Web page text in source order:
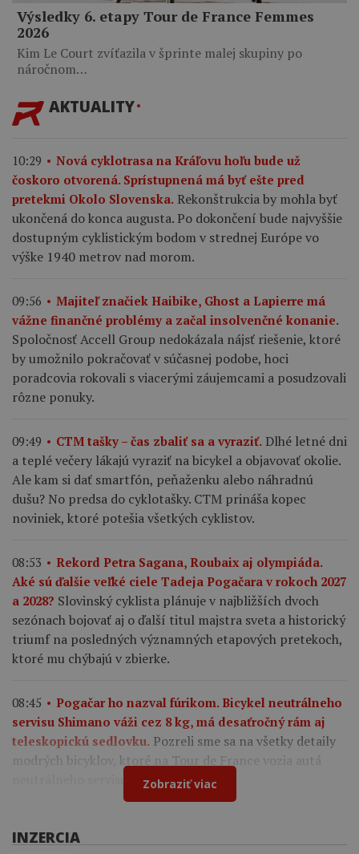
Výsledky 6. etapy Tour de France Femmes
2026
Kim Le Court zvíťazila v šprinte malej skupiny po
náročnom…
AKTUALITY
10:29
Nová cyklotrasa na Kráľovu hoľu bude už
čoskoro otvorená. Sprístupnená má byť ešte pred
pretekmi Okolo Slovenska. Rekonštrukcia by mohla byť
ukončená do konca augusta. Po dokončení bude najvyššie
dostupným cyklistickým bodom v strednej Európe vo
výške 1940 metrov nad morom.
09:56
Majiteľ značiek Haibike, Ghost a Lapierre má
vážne finančné problémy a začal insolvenčné konanie.
Spoločnosť Accell Group nedokázala nájsť riešenie, ktoré
by umožnilo pokračovať v súčasnej podobe, hoci
poradcovia rokovali s viacerými záujemcami a posudzovali
rôzne ponuky.
09:49 CTM tašky – čas zbaliť sa a vyraziť. Dlhé letné dni
a teplé večery lákajú vyraziť na bicykel a objavovať okolie.
Ale kam si dať smartfón, peňaženku alebo náhradnú
dušu? No predsa do cyklotašky. CTM prináša kopec
noviniek, ktoré potešia všetkých cyklistov.
08:53
Rekord Petra Sagana, Roubaix aj olympiáda.
Aké sú ďalšie veľké ciele Tadeja Pogačara v rokoch 2027
a 2028? Slovinský cyklista plánuje v najbližších dvoch
sezónach bojovať aj o ďalší titul majstra sveta a historický
triumf na posledných významných etapových pretekoch,
ktoré mu chýbajú v zbierke.
08:45
Pogačar ho nazval fúrikom. Bicykel neutrálneho
servisu Shimano váži cez 8 kg, má desaťročný rám aj
teleskopickú sedlovku. Pozreli sme sa na všetky detaily
modrých bicyklov, ktoré na Tour de France vozia autá
neutrálneho servisu Shimano.
Zobraziť viac
INZERCIA